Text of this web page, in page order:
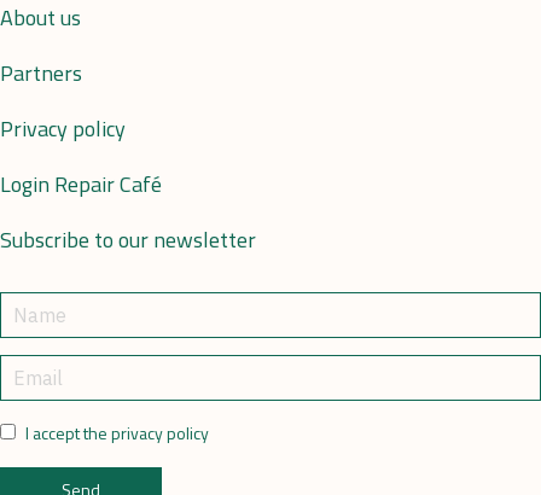
About us
Partners
Privacy policy
Login Repair Café
Subscribe to our newsletter
I accept the privacy policy